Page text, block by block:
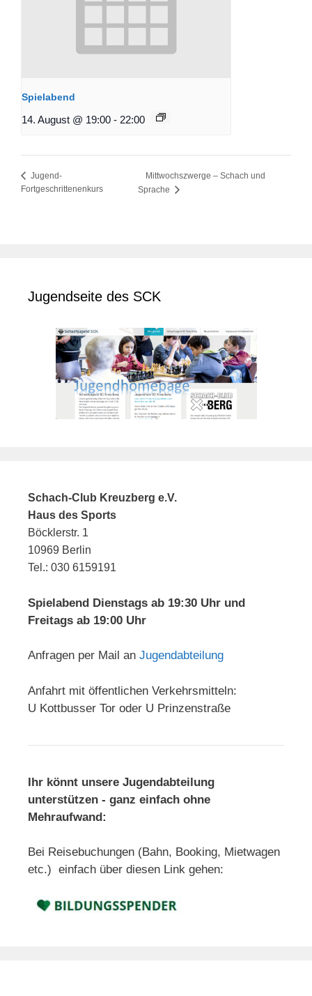
Spielabend
14. August @ 19:00 - 22:00
Jugend-
Fortgeschrittenenkurs
Mittwochszwerge – Schach und
Sprache
Jugendseite des SCK
Schach-Club Kreuzberg e.V.
Haus des Sports
Böcklerstr. 1
10969 Berlin
Tel.: 030 6159191
Spielabend Dienstags ab 19:30 Uhr und
Freitags ab 19:00 Uhr
Anfragen per Mail an Jugendabteilung
Anfahrt mit öffentlichen Verkehrsmitteln:
U Kottbusser Tor oder U Prinzenstraße
Ihr könnt unsere Jugendabteilung
unterstützen - ganz einfach ohne
Mehraufwand:
Bei Reisebuchungen (Bahn, Booking, Mietwagen
etc.) einfach über diesen Link gehen: